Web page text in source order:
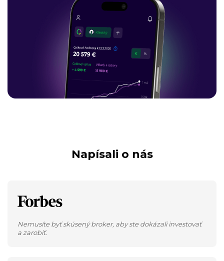
Napísali o nás
Nemusíte byť skúsený broker, aby ste dokázali investovať
a zarobiť.